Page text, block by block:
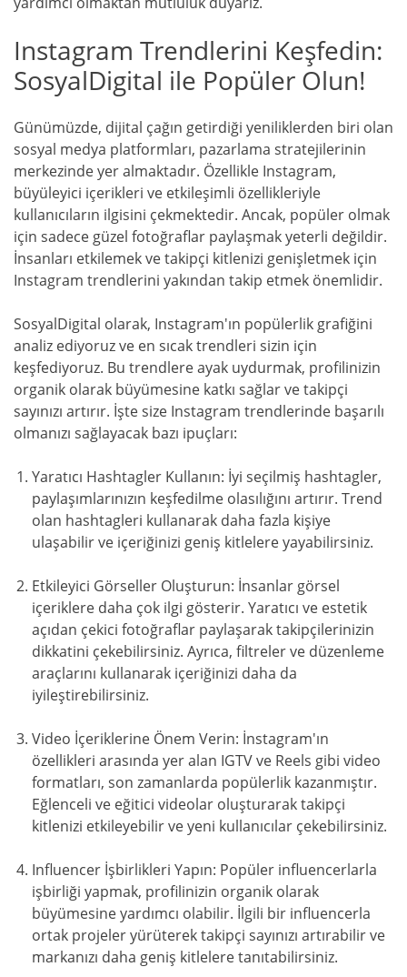
Instagram Trendlerini Keşfedin:
SosyalDigital ile Popüler Olun!
Günümüzde, dijital çağın getirdiği yeniliklerden biri olan
sosyal medya platformları, pazarlama stratejilerinin
merkezinde yer almaktadır. Özellikle Instagram,
büyüleyici içerikleri ve etkileşimli özellikleriyle
kullanıcıların ilgisini çekmektedir. Ancak, popüler olmak
için sadece güzel fotoğraflar paylaşmak yeterli değildir.
İnsanları etkilemek ve takipçi kitlenizi genişletmek için
Instagram trendlerini yakından takip etmek önemlidir.
SosyalDigital olarak, Instagram'ın popülerlik grafiğini
analiz ediyoruz ve en sıcak trendleri sizin için
keşfediyoruz. Bu trendlere ayak uydurmak, profilinizin
organik olarak büyümesine katkı sağlar ve takipçi
sayınızı artırır. İşte size Instagram trendlerinde başarılı
olmanızı sağlayacak bazı ipuçları:
Yaratıcı Hashtagler Kullanın: İyi seçilmiş hashtagler,
paylaşımlarınızın keşfedilme olasılığını artırır. Trend
olan hashtagleri kullanarak daha fazla kişiye
ulaşabilir ve içeriğinizi geniş kitlelere yayabilirsiniz.
Etkileyici Görseller Oluşturun: İnsanlar görsel
içeriklere daha çok ilgi gösterir. Yaratıcı ve estetik
açıdan çekici fotoğraflar paylaşarak takipçilerinizin
dikkatini çekebilirsiniz. Ayrıca, filtreler ve düzenleme
araçlarını kullanarak içeriğinizi daha da
iyileştirebilirsiniz.
Video İçeriklerine Önem Verin: İnstagram'ın
özellikleri arasında yer alan IGTV ve Reels gibi video
formatları, son zamanlarda popülerlik kazanmıştır.
Eğlenceli ve eğitici videolar oluşturarak takipçi
kitlenizi etkileyebilir ve yeni kullanıcılar çekebilirsiniz.
Influencer İşbirlikleri Yapın: Popüler influencerlarla
işbirliği yapmak, profilinizin organik olarak
büyümesine yardımcı olabilir. İlgili bir influencerla
ortak projeler yürüterek takipçi sayınızı artırabilir ve
markanızı daha geniş kitlelere tanıtabilirsiniz.